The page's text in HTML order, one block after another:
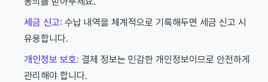
세금 신고: 수납 내역을 체계적으로 기록해두면 세금 신고 시
유용합니다.
개인정보 보호: 결제 정보는 민감한 개인정보이므로 안전하게
관리해야 합니다.